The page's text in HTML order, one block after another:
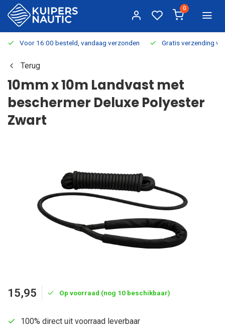
0
Voor 16:00 besteld, vandaag verzonden Gratis verzending
Terug
10mm x 10m Landvast met
beschermer Deluxe Polyester
Zwart
15,95 Op voorraad (nog 10 beschikbaar)
100% direct uit voorraad leverbaar